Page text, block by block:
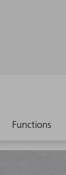
Functions